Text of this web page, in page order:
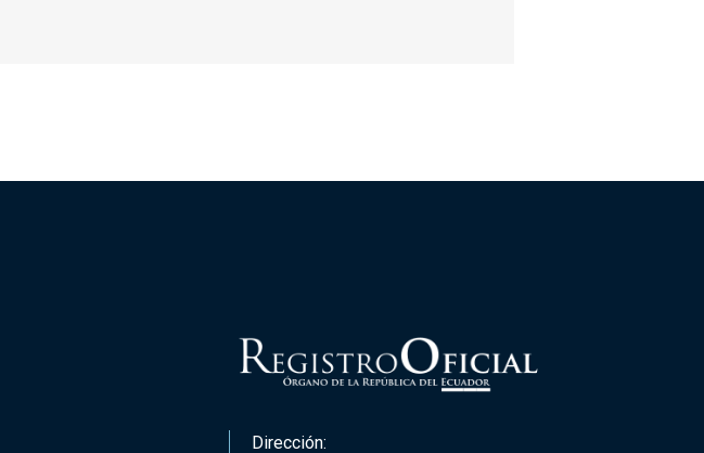
Dirección: